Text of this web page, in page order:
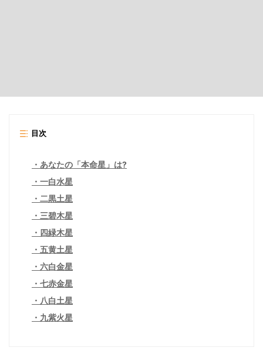
目次
あなたの「本命星」は?
一白水星
二黒土星
三碧木星
四緑木星
五黄土星
六白金星
七赤金星
八白土星
九紫火星